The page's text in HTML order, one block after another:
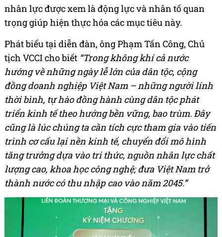
nhân lực được xem là động lực và nhân tố quan
trọng giúp hiện thực hóa các mục tiêu này.
Phát biểu tại diễn đàn, ông Phạm Tấn Công, Chủ
tịch VCCI cho biết “Trong không khí cả nước
hướng về những ngày lễ lớn của dân tộc, cộng
đồng doanh nghiệp Việt Nam – những người lính
thời bình, tự hào đồng hành cùng dân tộc phát
triển kinh tế theo hướng bền vững, bao trùm. Đây
cũng là lúc chúng ta cần tích cực tham gia vào tiến
trình cơ cấu lại nền kinh tế, chuyển đổi mô hình
tăng trưởng dựa vào tri thức, nguồn nhân lực chất
lượng cao, khoa học công nghệ; đưa Việt Nam trở
thành nước có thu nhập cao vào năm 2045.”